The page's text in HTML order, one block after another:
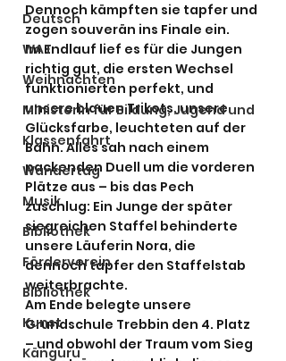
Deutsch
WAT
Weihnachten
Ministerin für Bildung, Jugend und
Klassenfahrt
Wandertag
Musik
Bibliothek
Förderverein
Bibliothek
Kunst
Känguru
Dennoch kämpften sie tapfer und
zogen souverän ins Finale ein.
Im Endlauf lief es für die Jungen
richtig gut, die ersten Wechsel
funktionierten perfekt, und
unsere blauen Trikots, unsere
Glücksfarbe, leuchteten auf der
Bahn. Alles sah nach einem
packenden Duell um die vorderen
Plätze aus – bis das Pech
zuschlug: Ein Junge der später
siegreichen Staffel behinderte
unsere Läuferin Nora, die
dennoch tapfer den Staffelstab
weiterbrachte.
Am Ende belegte unsere
Grundschule Trebbin den 4. Platz
– und obwohl der Traum vom Sieg